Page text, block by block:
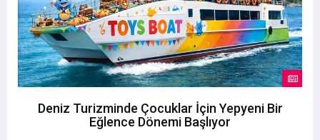
Deniz Turizminde Çocuklar İçin Yepyeni Bir
Eğlence Dönemi Başlıyor